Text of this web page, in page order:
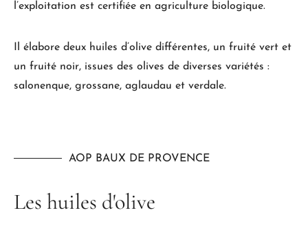
l’exploitation est certifiée en agriculture biologique.
Il élabore deux huiles d’olive différentes, un fruité vert et
un fruité noir, issues des olives de diverses variétés :
salonenque, grossane, aglaudau et verdale.
AOP BAUX DE PROVENCE
Les huiles d'olive